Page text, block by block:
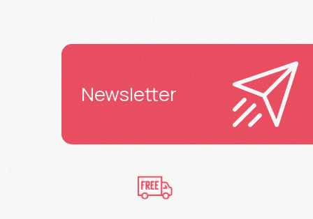
Newsletter